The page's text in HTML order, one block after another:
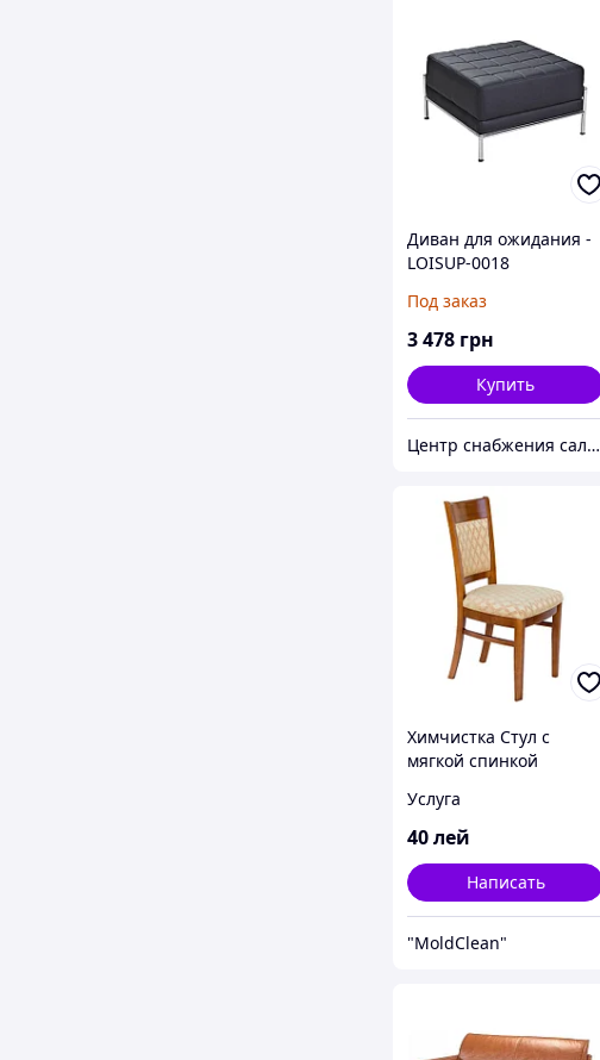
Диван для ожидания -
LOISUP-0018
Под заказ
3 478 грн
Купить
Центр снабжения салонов красоты DenIC
Химчистка Стул с
мягкой спинкой
cu spinare Chisinau
Услуга
40лей
Написать
"MoldClean"